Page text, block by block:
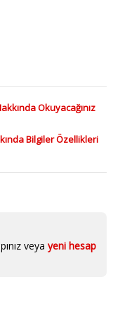
Okuyacağınız
Bilgiler Özellikleri
veya yeni hesap